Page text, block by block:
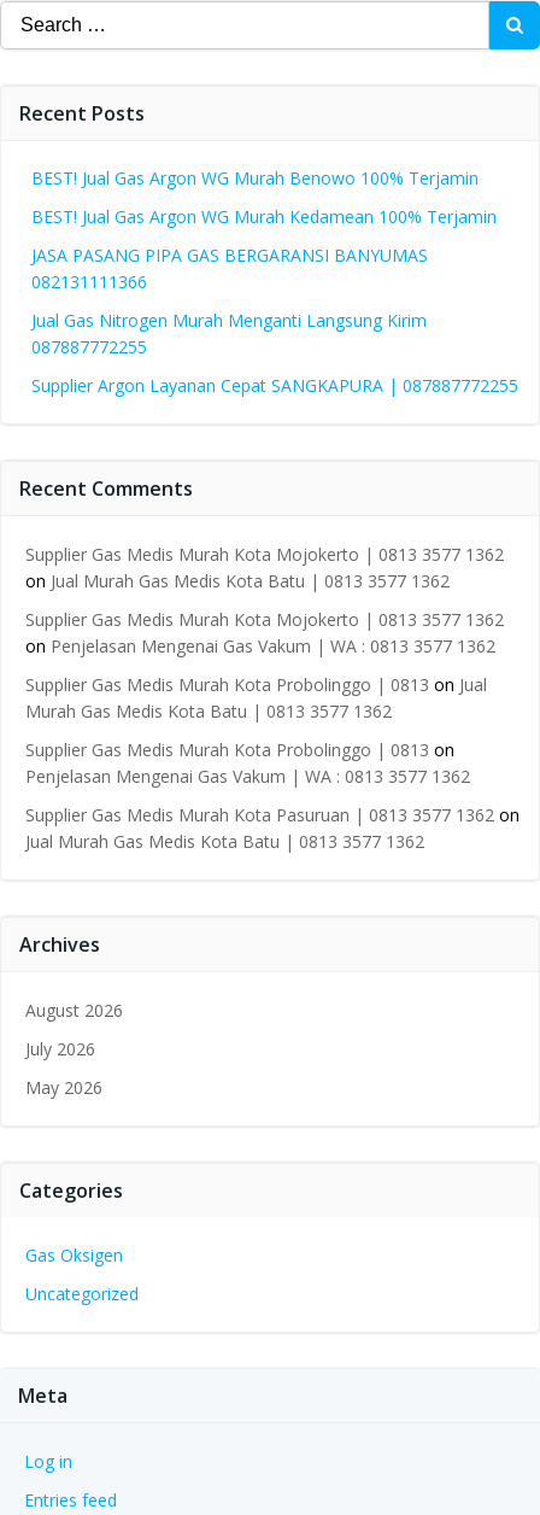
Search
for:
Recent Posts
BEST! Jual Gas Argon WG Murah Benowo 100% Terjamin
BEST! Jual Gas Argon WG Murah Kedamean 100% Terjamin
JASA PASANG PIPA GAS BERGARANSI BANYUMAS
082131111366
Jual Gas Nitrogen Murah Menganti Langsung Kirim
087887772255
Supplier Argon Layanan Cepat SANGKAPURA | 087887772255
Recent Comments
Supplier Gas Medis Murah Kota Mojokerto | 0813 3577 1362
on Jual Murah Gas Medis Kota Batu | 0813 3577 1362
Supplier Gas Medis Murah Kota Mojokerto | 0813 3577 1362
on Penjelasan Mengenai Gas Vakum | WA : 0813 3577 1362
Supplier Gas Medis Murah Kota Probolinggo | 0813 on Jual
Murah Gas Medis Kota Batu | 0813 3577 1362
Supplier Gas Medis Murah Kota Probolinggo | 0813 on
Penjelasan Mengenai Gas Vakum | WA : 0813 3577 1362
Supplier Gas Medis Murah Kota Pasuruan | 0813 3577 1362 on
Jual Murah Gas Medis Kota Batu | 0813 3577 1362
Archives
August 2026
July 2026
May 2026
Categories
Gas Oksigen
Uncategorized
Meta
Log in
Entries feed